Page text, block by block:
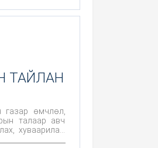
ТАЙЛАН
газар өмчлөл,
талаар авч
хуваарилах,